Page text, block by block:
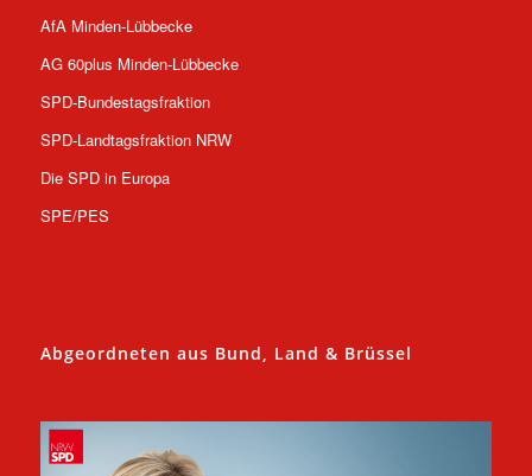
AfA Minden-Lübbecke
AG 60plus Minden-Lübbecke
SPD-Bundestagsfraktion
SPD-Landtagsfraktion NRW
Die SPD in Europa
SPE/PES
Abgeordneten aus Bund, Land & Brüssel